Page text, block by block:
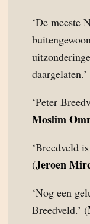
‘De meeste
‘Peter
Moslim
‘Breedveld
(Jeroen
‘Nog een
Breedveld.’ (